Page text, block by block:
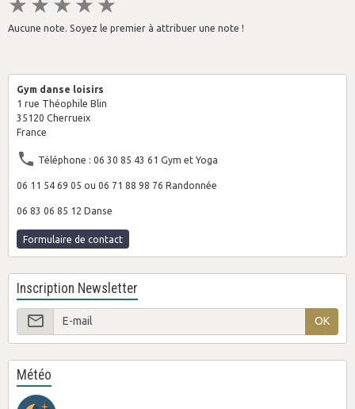
Aucune note. Soyez le premier à attribuer une note !
Gym danse loisirs
1 rue Théophile Blin
35120 Cherrueix
France
Téléphone : 06 30 85 43 61 Gym et Yoga
06 11 54 69 05 ou 06 71 88 98 76 Randonnée
06 83 06 85 12 Danse
Formulaire de contact
Inscription Newsletter
OK
Météo